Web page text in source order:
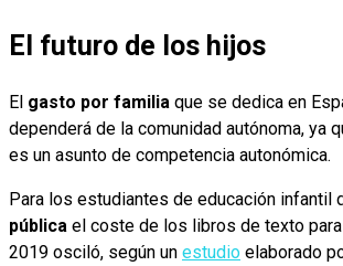
El futuro de los hijos
El gasto por familia que se dedica en
dependerá de la comunidad autónoma, ya
es un asunto de competencia autonómica.
Para los estudiantes de educación infantil
pública el coste de los libros de texto
2019 osciló, según un estudio elaborado